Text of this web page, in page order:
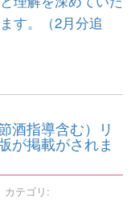
す。（2月分追
酒指導含む）リ
が掲載がされま
カテゴリ: